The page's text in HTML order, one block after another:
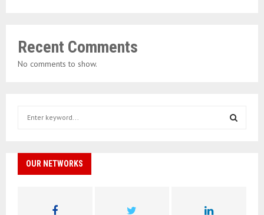
Recent Comments
No comments to show.
h
OUR NETWORKS